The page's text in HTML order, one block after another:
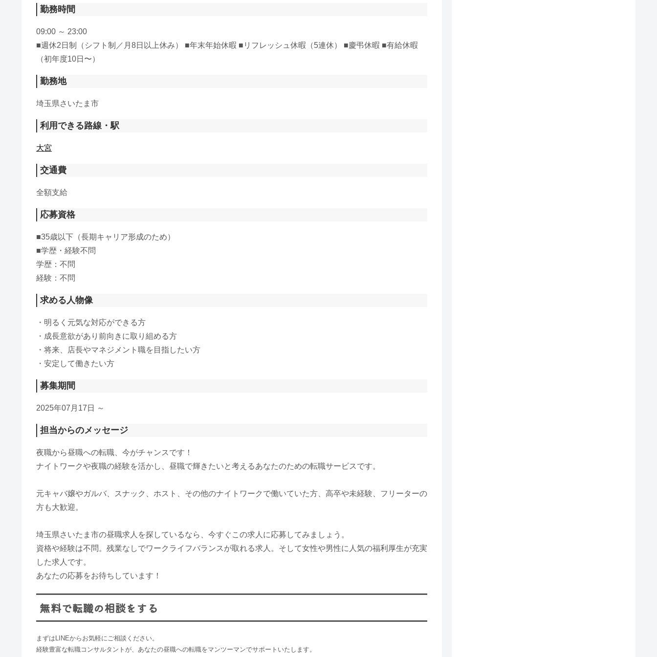
勤務時間
09:00 ～ 23:00
■週休2日制（シフト制／月8日以上休み） ■年末年始休暇 ■リフレッシュ休暇（5連休） ■慶弔休暇 ■有給休暇
（初年度10日〜）
勤務地
埼玉県さいたま市
利用できる路線・駅
大宮
交通費
全額支給
応募資格
■35歳以下（長期キャリア形成のため）
■学歴・経験不問
学歴：不問
経験：不問
求める人物像
・明るく元気な対応ができる方
・成長意欲があり前向きに取り組める方
・将来、店長やマネジメント職を目指したい方
・安定して働きたい方
募集期間
2025年07月17日 ～
担当からのメッセージ
夜職から昼職への転職、今がチャンスです！
ナイトワークや夜職の経験を活かし、昼職で輝きたいと考えるあなたのための転職サービスです。
元キャバ嬢やガルバ、スナック、ホスト、その他のナイトワークで働いていた方、高卒や未経験、フリーターの
方も大歓迎。
埼玉県さいたま市の昼職求人を探しているなら、今すぐこの求人に応募してみましょう。
資格や経験は不問。残業なしでワークライフバランスが取れる求人。そして女性や男性に人気の福利厚生が充実
した求人です。
あなたの応募をお待ちしています！
無料で転職の相談をする
まずはLINEからお気軽にご相談ください。
経験豊富な転職コンサルタントが、あなたの昼職への転職をマンツーマンでサポートいたします。